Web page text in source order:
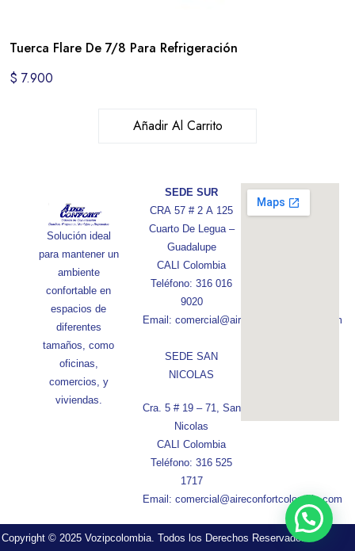
Tuerca Flare De 7/8 Para Refrigeración
$ 7.900
Añadir Al Carrito
Solución ideal
para mantener un
ambiente
confortable en
espacios de
diferentes
tamaños, como
oficinas,
comercios, y
viviendas.
SEDE SUR
CRA 57 # 2 A 125
Cuarto De Legua –
Guadalupe
CALI Colombia
Teléfono: 316 016
9020
Email: comercial@aireconfortcolombia.com
SEDE SAN
NICOLAS
Cra. 5 # 19 – 71, San
Nicolas
CALI Colombia
Teléfono: 316 525
1717
Email: comercial@aireconfortcolombia.com
Copyright © 2025 Vozipcolombia. Todos los Derechos Reservados.